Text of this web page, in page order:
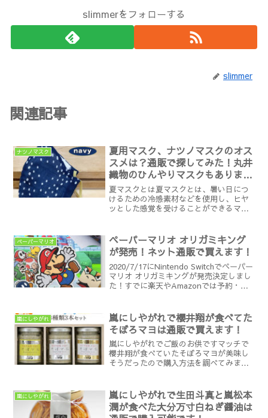
slimmerをフォローする
slimmer
関連記事
ナツノマスク
夏用マスク、ナツノマスクのオス
スメは？通販で探してみた！丸井
織物のひんやりマスクもありま
す！
夏マスクとは夏マスクとは、暑い日につ
けるための冷感素材などを使用し、ヒヤ
ッとした感覚を受けることができるマス
が、暑くてつけてられない！という状況
を少しでも改善するための...
ペーパーマリオ
ペーパーマリオ オリガミキング
が発売！ネット通販で買えます！
2020/7/17にNintendo Switchでペーパー
マリオ オリガミキングが発売決定しまし
た！すでに楽天やAmazonでは予約・発
さい！ペーパーマリオ オ...
嵐にしやがれ
嵐にしやがれで櫻井翔が食べてた
そぼろマヨは通販で買えます！
嵐にしやがれでご飯のお供ですマッチで
櫻井翔が食べていたそぼろマヨが美味し
そうだったので購入方法を調べてみまし
反応はTwitterではこのようなリアクショ
ンがあり...
嵐にしやがれ
嵐にしやがれで生田斗真と嵐松本
潤が食べた大分万寸白ねぎ醤油は